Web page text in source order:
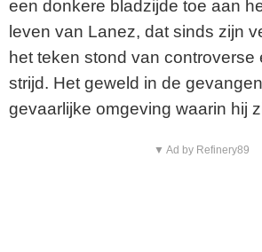
een donkere bladzijde toe aan
leven van Lanez, dat sinds zijn
het teken stond van controverse
strijd. Het geweld in de
gevaarlijke omgeving waarin hij
▼ Ad by Refinery89